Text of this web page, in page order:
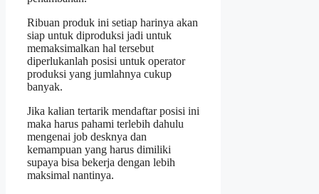
Ribuan produk ini setiap harinya akan
siap untuk diproduksi jadi untuk
memaksimalkan hal tersebut
diperlukanlah posisi untuk operator
produksi yang jumlahnya cukup
banyak.
Jika kalian tertarik mendaftar posisi ini
maka harus pahami terlebih dahulu
mengenai job desknya dan
kemampuan yang harus dimiliki
supaya bisa bekerja dengan lebih
maksimal nantinya.